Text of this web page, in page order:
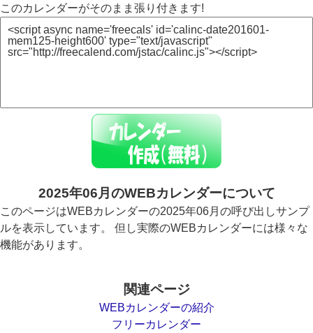
このカレンダーがそのまま張り付きます!
2025年06月のWEBカレンダーについて
このページはWEBカレンダーの2025年06月の呼び出しサンプ
ルを表示しています。 但し実際のWEBカレンダーには様々な
機能があります。
関連ページ
WEBカレンダーの紹介
フリーカレンダー